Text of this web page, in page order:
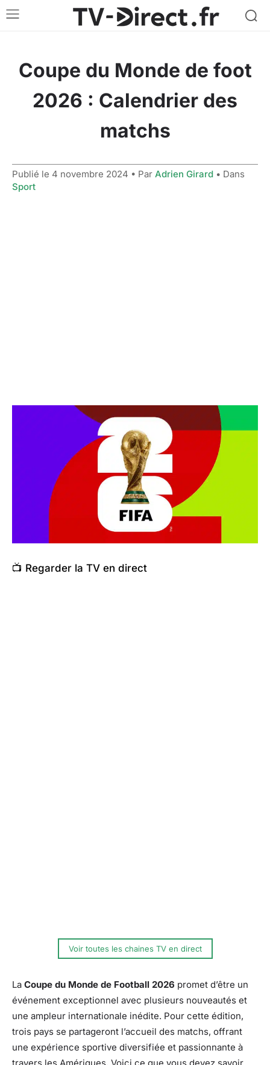
Coupe du Monde de foot
2026 : Calendrier des
matchs
Publié le 4 novembre 2024 • Par Adrien Girard • Dans
Sport
📺 Regarder la TV en direct
Voir toutes les chaines TV en direct
La Coupe du Monde de Football 2026 promet d’être un
événement exceptionnel avec plusieurs nouveautés et
une ampleur internationale inédite. Pour cette édition,
trois pays se partageront l’accueil des matchs, offrant
une expérience sportive diversifiée et passionnante à
travers les Amériques. Voici ce que vous devez savoir